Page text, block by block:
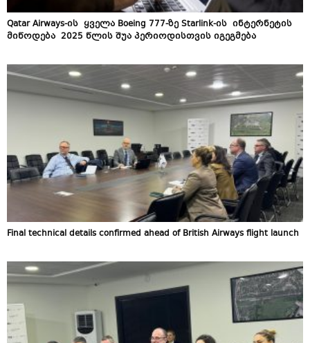
Qatar Airways-ის ყველა Boeing 777-ზე Starlink-ის ინტერნეტის
მიწოდება 2025 წლის შუა პერიოდისთვის იგეგმება
Final technical details confirmed ahead of British Airways flight launch